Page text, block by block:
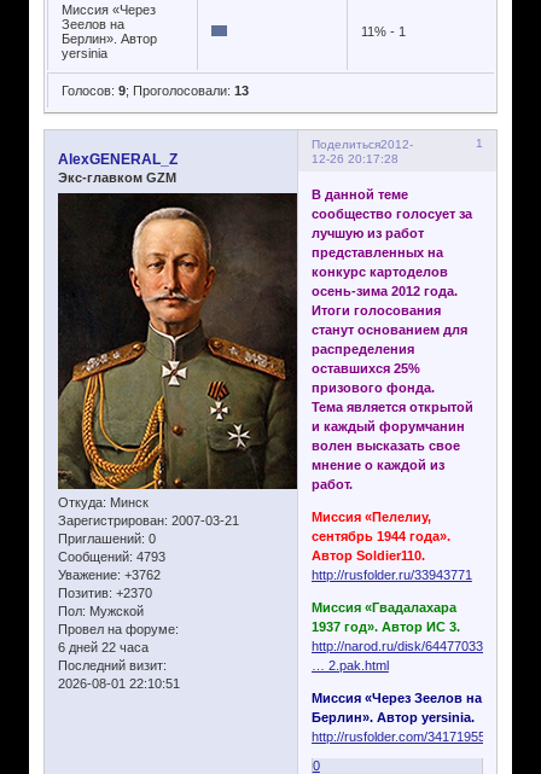
Миссия «Через
Зеелов на
Берлин». Автор
yersinia
11% - 1
Голосов: 9; Проголосовали: 13
Поделиться 1
2012-
12-26 20:17:28
AlexGENERAL_Z
Экс-главком GZM
Откуда: Минск
Зарегистрирован: 2007-03-21
Приглашений: 0
Сообщений: 4793
Уважение: +3762
Позитив: +2370
Пол: Мужской
Провел на форуме:
6 дней 22 часа
Последний визит:
2026-08-01 22:10:51
В данной теме
сообщество голосует за
лучшую из работ
представленных на
конкурс картоделов
осень-зима 2012 года.
Итоги голосования
станут основанием для
распределения
оставшихся 25%
призового фонда.
Тема является открытой
и каждый форумчанин
волен высказать свое
мнение о каждой из
работ.
Миссия «Пелелиу,
сентябрь 1944 года».
Автор Soldier110.
http://rusfolder.ru/33943771
Миссия «Гвадалахара
1937 год». Автор ИС 3.
http://narod.ru/disk/
… 2.pak.html
Миссия «Через Зеелов на
Берлин». Автор yersinia.
http://rusfolder.com/34171955
0